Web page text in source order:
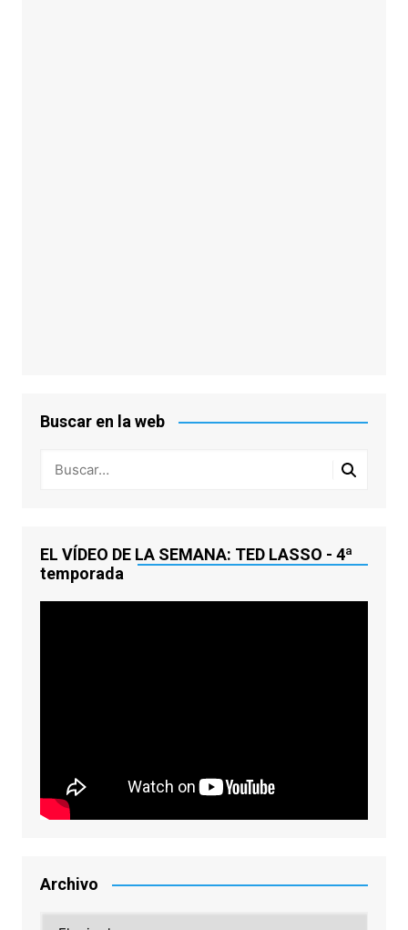
Buscar en la web
EL VÍDEO DE LA SEMANA: TED LASSO - 4ª
temporada
Archivo